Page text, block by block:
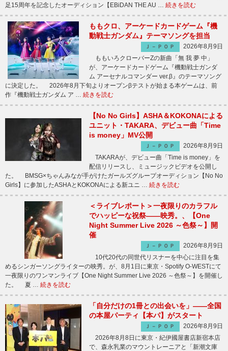
足15周年を記念したオーディション【EBiDAN THE AU … 続きを読む
ももクロ、アーケードカードゲーム『機
動戦士ガンダム』テーマソングを担当
Ｊ－ＰＯＰ
2026年8月9日
ももいろクローバーZの新曲「無 我 夢 中」
が、アーケードカードゲーム『機動戦士ガンダ
ム アーセナルコマンダー ver.β』のテーマソング
に決定した。 2026年8月下旬よりオープンβテストが始まる本ゲームは、前
作『機動戦士ガンダム ア … 続きを読む
【No No Girls】ASHA＆KOKONAによる
ユニット・TAKARA、デビュー曲「Time
is money」MV公開
Ｊ－ＰＯＰ
2026年8月9日
TAKARAが、デビュー曲「Time is money」を
配信リリースし、ミュージックビデオを公開し
た。 BMSG×ちゃんみなが手がけたガールズグループオーディション【No No
Girls】に参加したASHAとKOKONAによる新ユニ … 続きを読む
＜ライブレポート＞一夜限りのカラフル
でハッピーな祝祭――映秀。、【One
Night Summer Live 2026 ～色祭～】開
催
Ｊ－ＰＯＰ
2026年8月9日
10代20代の同世代リスナーを中心に注目を集
めるシンガーソングライターの映秀。が、8月1日に東京・Spotify O-WESTにて
一夜限りのワンマンライブ【One Night Summer Live 2026 ～色祭～】を開催し
た。 夏 … 続きを読む
「自分だけの1冊との出会いを」――全国
の本屋パーティ【本パ】がスタート
Ｊ－ＰＯＰ
2026年8月9日
2026年8月8日に東京・紀伊國屋書店新宿本店
で、森永乳業のマウントレーニアと「新潮文庫